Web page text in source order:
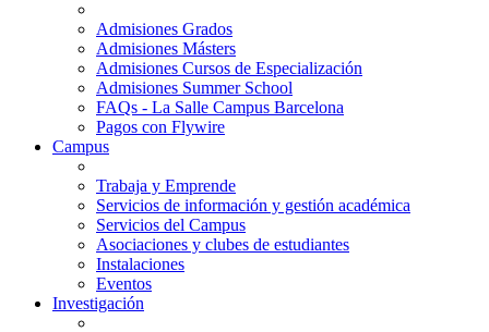
Admisiones Grados
Admisiones Másters
Admisiones Cursos de Especialización
Admisiones Summer School
FAQs - La Salle Campus Barcelona
Pagos con Flywire
Campus
Trabaja y Emprende
Servicios de información y gestión académica
Servicios del Campus
Asociaciones y clubes de estudiantes
Instalaciones
Eventos
Investigación